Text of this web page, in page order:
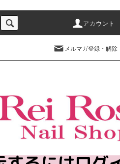
アカウント
メルマガ登録・解除